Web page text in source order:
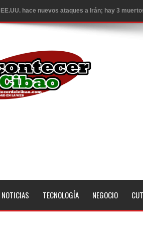
EE.UU. hace nuevos ataques a Irán; hay 3
Llegan a R. Dominicana otros 50 deportados por
Congreso estudia ley da poder al Estado para
Ambiente caluroso persistirá este miércoles con
ESCUELAS RADIOFONICAS SANTA MARIA
El Poder Ejecutivo promulgó el reformado Código
Demanda eléctrica de RD rompió de nuevo su
NOTICIAS TECNOLOGÍA NEGOCIO